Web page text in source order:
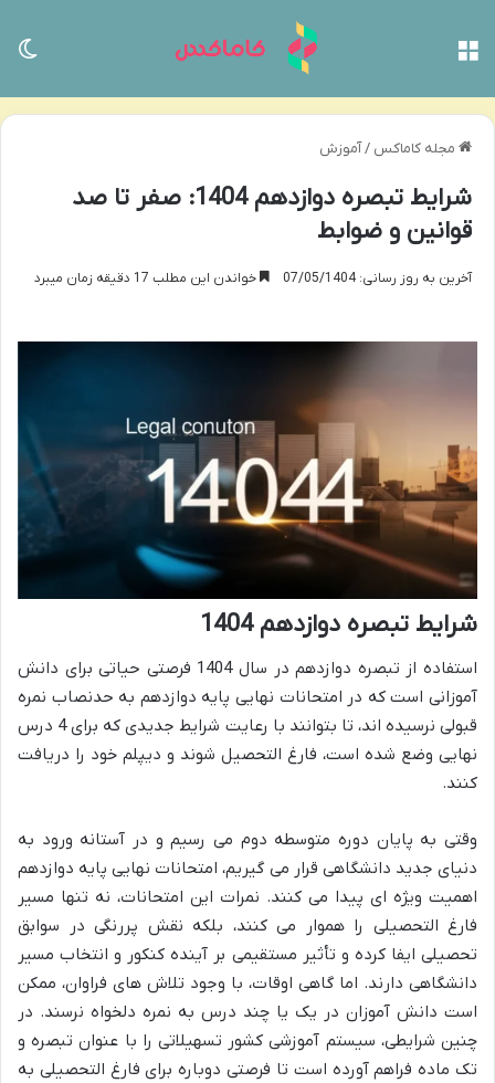
مجله کاماکس /آموزش
شرایط تبصره دوازدهم 1404: صفر تا صد
قوانین و ضوابط
آخرین به روز رسانی: 07/05/1404 خواندن این مطلب 17 دقیقه زمان میبرد
شرایط تبصره دوازدهم 1404
استفاده از تبصره دوازدهم در سال 1404 فرصتی حیاتی برای دانش
آموزانی است که در امتحانات نهایی پایه دوازدهم به حدنصاب نمره
قبولی نرسیده اند، تا بتوانند با رعایت شرایط جدیدی که برای 4 درس
نهایی وضع شده است، فارغ التحصیل شوند و دیپلم خود را دریافت
کنند.
وقتی به پایان دوره متوسطه دوم می رسیم و در آستانه ورود به
دنیای جدید دانشگاهی قرار می گیریم، امتحانات نهایی پایه دوازدهم
اهمیت ویژه ای پیدا می کنند. نمرات این امتحانات، نه تنها مسیر
فارغ التحصیلی را هموار می کنند، بلکه نقش پررنگی در سوابق
تحصیلی ایفا کرده و تأثیر مستقیمی بر آینده کنکور و انتخاب مسیر
دانشگاهی دارند. اما گاهی اوقات، با وجود تلاش های فراوان، ممکن
است دانش آموزان در یک یا چند درس به نمره دلخواه نرسند. در
چنین شرایطی، سیستم آموزشی کشور تسهیلاتی را با عنوان تبصره و
تک ماده فراهم آورده است تا فرصتی دوباره برای فارغ التحصیلی به